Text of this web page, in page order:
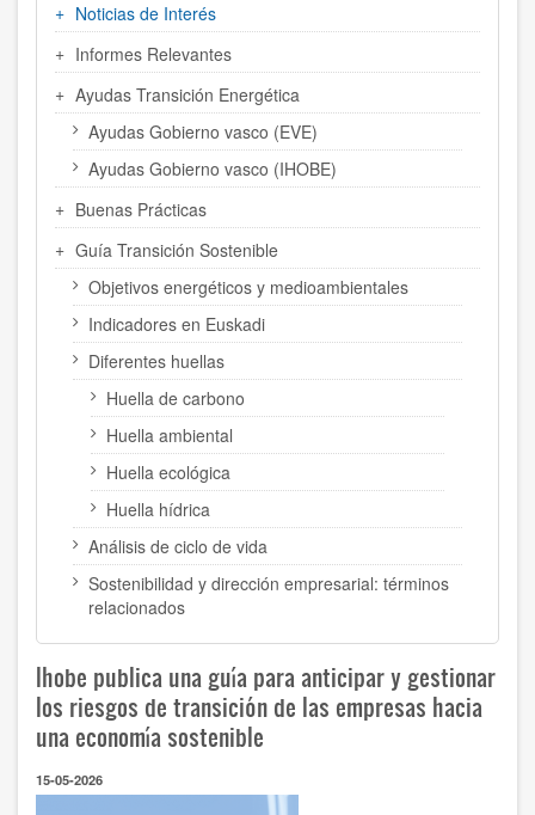
TRANSICIÓN
ENERGÉTICA
Noticias de Interés
Informes Relevantes
Ayudas Transición Energética
Ayudas Gobierno vasco (EVE)
Ayudas Gobierno vasco (IHOBE)
Buenas Prácticas
Guía Transición Sostenible
Objetivos energéticos y medioambientales
Indicadores en Euskadi
Diferentes huellas
Huella de carbono
Huella ambiental
Huella ecológica
Huella hídrica
Análisis de ciclo de vida
Sostenibilidad y dirección empresarial: términos
relacionados
Ihobe publica una guía para anticipar y gestionar
los riesgos de transición de las empresas hacia
una economía sostenible
15-05-2026